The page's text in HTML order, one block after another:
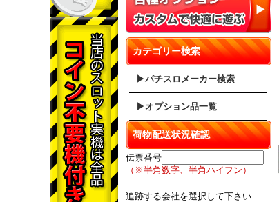
カテゴリー検索
▶パチスロメーカー検索
▶オプション品一覧
荷物配送状況確認
伝票番号
（※半角数字、半角ハイフン）
追跡する会社を選択して下さい